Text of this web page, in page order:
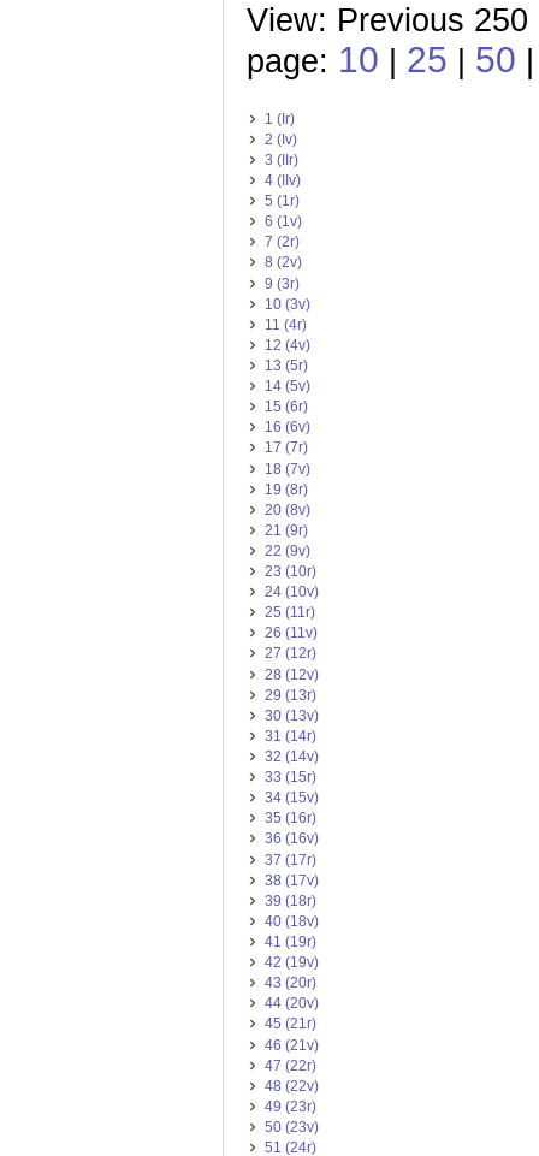
View: Previous
page: 10 25 50
1 (Ir)
2 (Iv)
3 (IIr)
4 (IIv)
5 (1r)
6 (1v)
7 (2r)
8 (2v)
9 (3r)
10 (3v)
11 (4r)
12 (4v)
13 (5r)
14 (5v)
15 (6r)
16 (6v)
17 (7r)
18 (7v)
19 (8r)
20 (8v)
21 (9r)
22 (9v)
23 (10r)
24 (10v)
25 (11r)
26 (11v)
27 (12r)
28 (12v)
29 (13r)
30 (13v)
31 (14r)
32 (14v)
33 (15r)
34 (15v)
35 (16r)
36 (16v)
37 (17r)
38 (17v)
39 (18r)
40 (18v)
41 (19r)
42 (19v)
43 (20r)
44 (20v)
45 (21r)
46 (21v)
47 (22r)
48 (22v)
49 (23r)
50 (23v)
51 (24r)